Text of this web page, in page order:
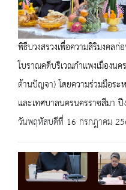
พิธีบวงสรวงเพื่อความสิริมงคลก่
โบราณคดีบริเวณกำแพงเมืองน
ต้านปัญจา) โดยความร่วมมือร
และเทศบาลนครนครราชสีมา
วันพฤหัสบดีที่ 16 กรกฎาคม